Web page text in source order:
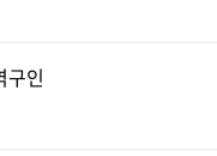
구인